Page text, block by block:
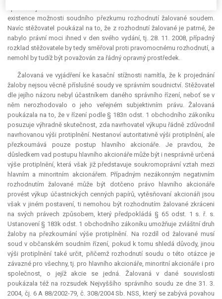
existence možnosti soudního přezkumu rozhodnutí žalované soudem.
Navíc stěžovatel poukázal na to, že z rozhodnutí žalované je patrné, že
nabylo právní moci ihned v den svého vydání, tj. 28. 11. 2008, případný
rozklad stěžovatele by tedy směřoval proti pravomocnému rozhodnutí, a
nemohl by tudíž být považován za řádný opravný prostředek.
Žalovaná ve vyjádření ke kasační stížnosti namítla, že k projednání
žaloby nejsou věcně příslušné soudy ve správním soudnictví. Stěžovatel
dle jejího názoru nebyl účastníkem daného správního řízení, neboť se v
něm nerozhodovalo o jeho veřejném subjektivním právu. Žalovaná
poukázala na to, že v řízení podle § 183n odst. 1 obchodního zákoníku
posuzuje výhradně skutečnost, zda navrhovatel výkupu řádně zdůvodnil
navrhovanou výši protiplnění. Nestanoví autoritativně výši protiplnění, ale
přezkoumává pouze postup hlavního akcionáře. Je pravdou, že
důsledkem vad postupu hlavního akcionáře může být i nesprávně určená
výše protiplnění, která však již představuje soukromoprávní vztah mezi
hlavním a minoritním akcionářem. Případným nezákonným negativním
rozhodnutím žalované může být dotčeno právo hlavního akcionáře
provést výkup účastnických cenných papírů, vytěsňovaní akcionáři jsou
však v jiném postavení, ti nemohou být rozhodnutím žalované zkráceni
na svých právech způsobem, který předpokládá § 65 odst. 1 s. ř. s.
Ustanovení § 183k odst. 1 obchodního zákoníku umožňuje zvláštní druh
žaloby na přezkoumání výše protiplnění. Na rozdíl od žalované musí
soud v občanském soudním řízení, pokud k tomu shledá důvody, jinou
výši protiplnění také určit, přičemž rozhodnutí soudu o této otázce je
závazné pro všechny, tj. pro hlavního akcionáře, minoritní akcionáře i pro
společnost, o jejíž akcie se jedná. Žalovaná v dané souvislosti
poukázala též na rozsudek Nejvyššího správního soudu ze dne 31. 3.
2004, čj. 6 A 88/2002-79, č. 308/2004 Sb. NSS, který se zabývá povahou